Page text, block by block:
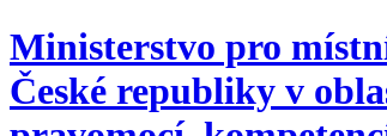
Ministerstvo pro
České republiky v